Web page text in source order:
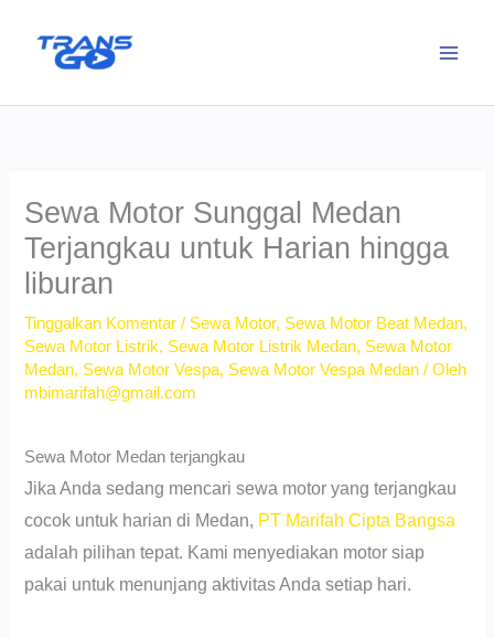
Sewa Motor Sunggal Medan
Terjangkau untuk Harian hingga
liburan
Tinggalkan Komentar / Sewa Motor, Sewa Motor Beat Medan,
Sewa Motor Listrik, Sewa Motor Listrik Medan, Sewa Motor
Medan, Sewa Motor Vespa, Sewa Motor Vespa Medan / Oleh
mbimarifah@gmail.com
Sewa Motor Medan terjangkau
Jika Anda sedang mencari sewa motor yang terjangkau
cocok untuk harian di Medan, PT Marifah Cipta Bangsa
adalah pilihan tepat. Kami menyediakan motor siap
pakai untuk menunjang aktivitas Anda setiap hari.